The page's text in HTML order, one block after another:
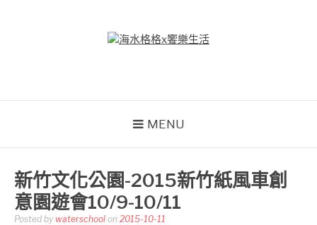
MENU
新竹文化公園-2015新竹紙風車創
意園遊會10/9-10/11
Posted by waterschool on 2015-10-11